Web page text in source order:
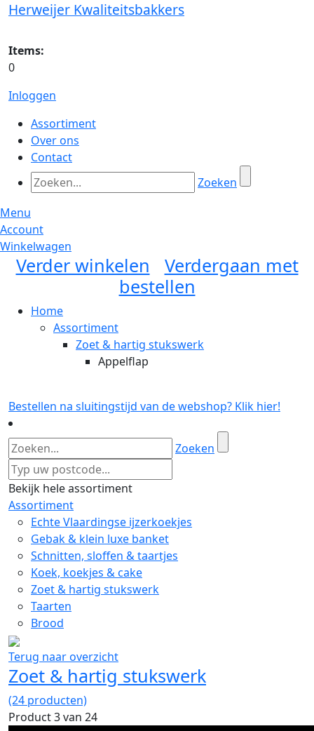
Herweijer Kwaliteitsbakkers
Items:
0
Inloggen
Assortiment
Over ons
Contact
Zoeken
Menu
Account
Winkelwagen
Verder winkelen
Verdergaan met
bestellen
Home
Assortiment
Zoet & hartig stukswerk
Appelflap
Bestellen na sluitingstijd van de webshop? Klik hier!
Zoeken
Bekijk hele assortiment
Assortiment
Echte Vlaardingse ijzerkoekjes
Gebak & klein luxe banket
Schnitten, sloffen & taartjes
Koek, koekjes & cake
Zoet & hartig stukswerk
Taarten
Brood
Terug naar overzicht
Zoet & hartig stukswerk
(24 producten)
Product 3 van 24